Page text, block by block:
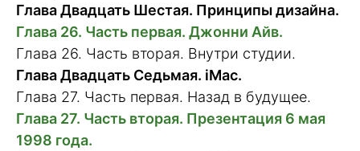
Глава Двадцать Шестая. Принципы дизайна.
Глава 26. Часть первая. Джонни Айв.
Глава 26. Часть вторая. Внутри студии.
Глава Двадцать Седьмая. iMac.
Глава 27. Часть первая. Назад в будущее.
Глава 27. Часть вторая. Презентация 6 мая
1998 года.